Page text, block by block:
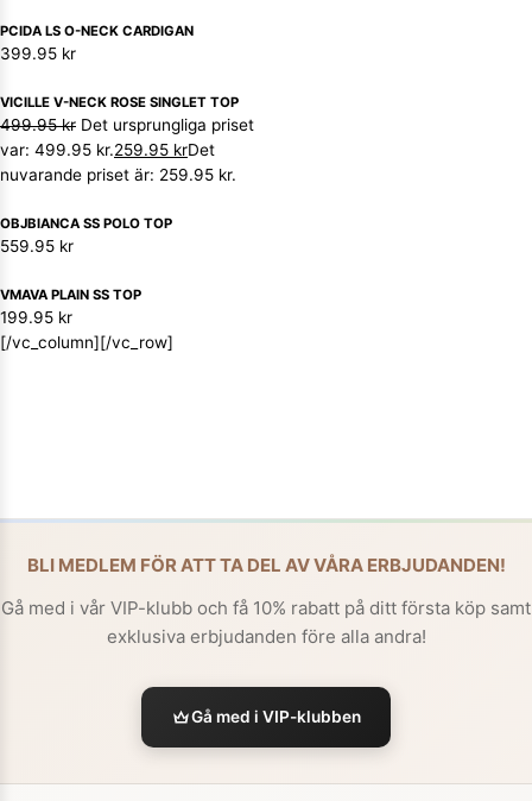
PCIDA LS O-NECK CARDIGAN
399.95 kr
VICILLE V-NECK ROSE SINGLET TOP
499.95kr Det ursprungliga priset
var: 499.95 kr.259.95 krDet
nuvarande priset är: 259.95 kr.
OBJBIANCA SS POLO TOP
559.95 kr
VMAVA PLAIN SS TOP
199.95 kr
[/vc_column][/vc_row]
BLI MEDLEM FÖR ATT TA DEL AV VÅRA ERBJUDANDEN!
Gå med i vår VIP-klubb och få 10% rabatt på ditt första köp samt
exklusiva erbjudanden före alla andra!
Gå med i VIP-klubben